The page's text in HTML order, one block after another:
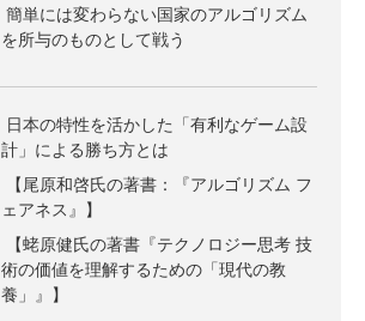
簡単には変わらない国家のアルゴリズム
を所与のものとして戦う
日本の特性を活かした「有利なゲーム設
計」による勝ち方とは
【尾原和啓氏の著書：『アルゴリズム フ
ェアネス』】
【蛯原健氏の著書『テクノロジー思考 技
術の価値を理解するための「現代の教
養」』】